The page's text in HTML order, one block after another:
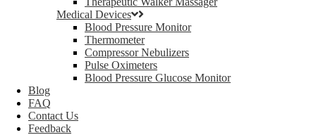
Medical Devices
Blood Pressure Monitor
Thermometer
Compressor Nebulizers
Pulse Oximeters
Blood Pressure Glucose Monitor
Blog
FAQ
Contact Us
Feedback